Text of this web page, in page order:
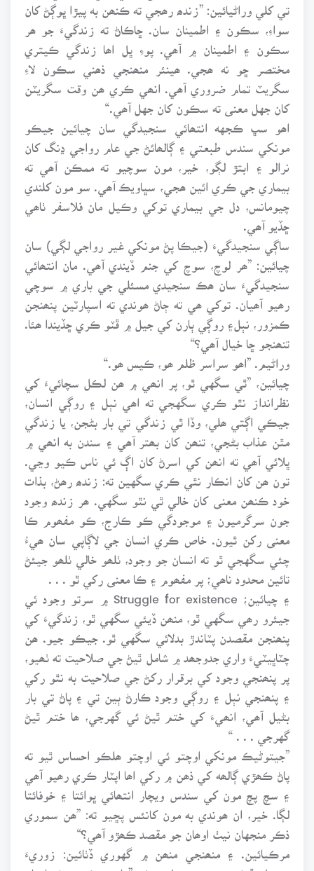
تي کلي وراڻيائين: ”زندھ رھجي ته ڪنھن به پيڙا ڀوڳڻ کان
سواءِ، سڪون ۽ اطمينان سان. ڇاڪاڻ ته زندگيءَ جو ھر
سڪون ۽ اطمينان ۾ آھي. پوءِ ڀل اھا زندگي ڪيتري
مختصر ڇو نه ھجي. ھينئر منھنجي ذھني سڪون لاءِ
سگريٽ تمام ضروري آھي. انھي ڪري ھن وقت سگريٽن
کان جهل معنى ته سڪون کان جهل آھي.“
اھو سڀ ڪجهه انتھائي سنجيدگي سان چيائين جيڪو
مونکي سندس طبعتي ۽ ڳالھائڻ جي عام رواجي ڍنگ کان
نرالو ۽ ابتڙ لڳو، خير، مون سوچيو ته ممڪن آھي ته
بيماري جي ڪري ائين ھجي، سڀاويڪ آھي. سو مون کلندي
چيومانس، دل جي بيماري توکي وڪيل مان فلاسفر ٺاھي
ڇڏيو آھي.
ساڳي سنجيدگيءَ (جيڪا پڻ مونکي غير رواجي لڳي) سان
چيائين: ”ھر لوچ، سوچ کي جنم ڏيندي آھي. مان انتھائي
سنجيدگيءَ سان ھڪ سنجيدي مسئلي جي باري ۾ سوچي
رھيو آھيان. توکي ھي ته ڄاڻ ھوندي ته اسپارٽين پنھنجن
ڪمزور، نٻل۽ روڳي ٻارن کي جيل ۾ ڦٽو ڪري ڇڏيندا ھئا.
تنھنجو ڇا خيال آھي؟“
وراڻيم. ”اھو سراسر ظلم ھو، ڪيس ھو.“
چيائين، ”ٿي سگهي ٿو، پر انھي ۾ ھن لڪل سچائيءَ کي
نظرانداز نٿو ڪري سگهجي ته اھي نٻل ۽ روڳي انسان،
جيڪي اڳتي ھلي، وڏا ٿي زندگي تي بار بڻجن، يا زندگي
مٿن عذاب بڻجي، تنھن کان بھتر آھي ۽ سندن به انھي ۾
ڀلائي آھي ته انھن کي اسرڻ کان اڳ ئي ناس ڪيو وڃي.
تون ھن کان انڪار نٿي ڪري سگهين ته: زندھ رھڻ، بذات
خود ڪنھن معنى کان خالي ٿي نٿو سگهي. ھر زندھ وجود
جون سرگرميون ۽ موجودگي ڪو ڪارج، ڪو مفھوم ڪا
معنى رکن ٿيون. خاص ڪري انسان جي لاڳاپي سان ھيءُ
چئي سگهجي ٿو ته انسان جو وجود، ٺلھو خالي ٺلھو جيئڻ
تائين محدود ناھي؛ پر مفھوم ۽ ڪا معنى رکي ٿو . . .
جيئرو رھي سگهي ٿو، منھن ڏيئي سگهي ٿو، زندگيءَ کي
پنھنجن مقصدن پٽاندڙ بدلائي سگهي ٿو. جيڪو جيو. ھن
چٽاڀيٽيءَ واري جدوجھد ۾ شامل ٿيڻ جي صلاحيت ته ٺھيو،
پر پنھنجي وجود کي برقرار رکڻ جي صلاحيت به نٿو رکي
۽ پنھنجي نٻل ۽ روڳي وجود ڪارڻ ٻين تي ۽ پاڻ تي بار
بڻيل آھي، انھيءَ کي ختم ٿيڻ ئي گهرجي، ھا ختم ٿيڻ
گهرجي . . . “
”جيتوڻيڪ مونکي اوچتو ئي اوچتو ھلڪو احساس ٿيو ته
پاڻ ڪھڙي ڳالھه کي ذھن ۾ رکي اھا اپٽار ڪري رھيو آھي
۽ سچ پچ مون کي سندس ويچار انتھائي ڀوائتا ۽ خوفائتا
لڳا. خير، ان ھوندي به مون کانئس پڇيو ته: ”ھن سموري
ذڪر منجهان نيٺ اوھان جو مقصد ڪھڙو آھي؟“
مرڪيائين. ۽ منھنجي منھن ۾ گهوري ڏٺائين: زوريءَ
مڙھيل، ڦڪي ۽ معنى ڀريل مرڪ. ”مان جيڪو چوڻ چاھيان